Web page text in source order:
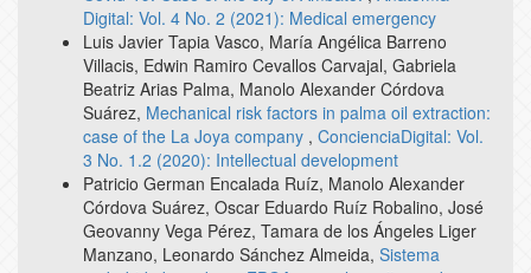
Digital: Vol. 4 No. 2 (2021): Medical emergency
Luis Javier Tapia Vasco, María Angélica Barreno
Villacis, Edwin Ramiro Cevallos Carvajal, Gabriela
Beatriz Arias Palma, Manolo Alexander Córdova
Suárez, Mechanical risk factors in palma oil extraction:
case of the La Joya company , ConcienciaDigital: Vol.
3 No. 1.2 (2020): Intellectual development
Patricio German Encalada Ruíz, Manolo Alexander
Córdova Suárez, Oscar Eduardo Ruíz Robalino, José
Geovanny Vega Pérez, Tamara de los Ángeles Liger
Manzano, Leonardo Sánchez Almeida, Sistema